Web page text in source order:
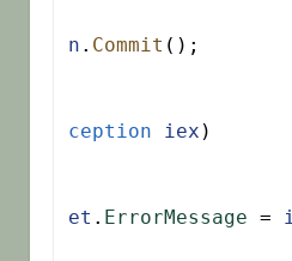
n . Commit ();
ception
iex )
et . ErrorMessage =